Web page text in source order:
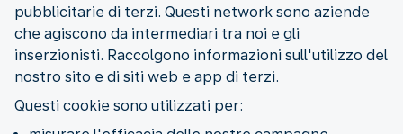
pubblicitarie di terzi. Questi network sono aziende
che agiscono da intermediari tra noi e gli
inserzionisti. Raccolgono informazioni sull'utilizzo del
nostro sito e di siti web e app di terzi.
Questi cookie sono utilizzati per: